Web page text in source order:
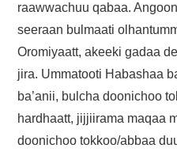
raawwachuu qabaa.
seeraan bulmaati
Oromiyaatt, akeeki gadaa
jira. Ummatooti Habashaa
ba’anii, bulcha doonichoo
hardhaatt, jijjiirama maqaa
doonichoo tokkoo/abbaa